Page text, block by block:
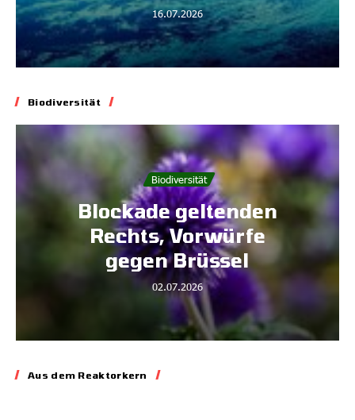
16.07.2026
Biodiversität
Biodiversität
Blockade geltenden
Rechts, Vorwürfe
gegen Brüssel
02.07.2026
Aus dem Reaktorkern
Energie
Aus dem Reaktorkern 3